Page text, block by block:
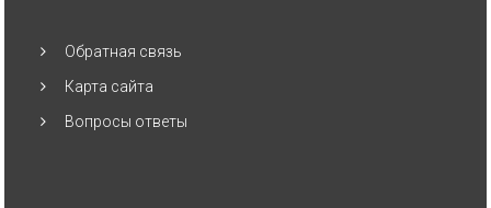
Обратная связь
Карта сайта
Вопросы ответы